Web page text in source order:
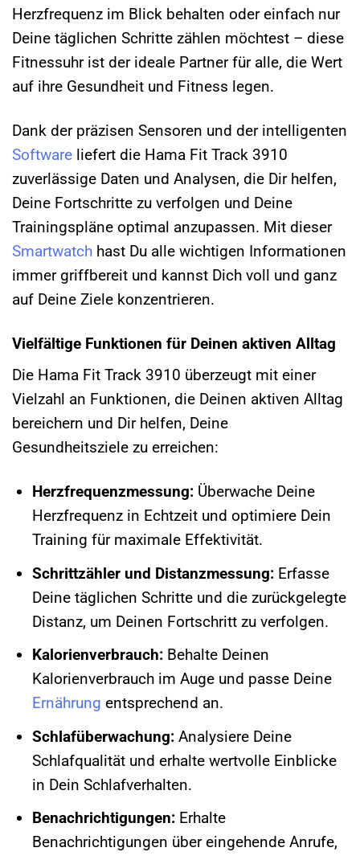
Herzfrequenz im Blick behalten oder einfach nur
Deine täglichen Schritte zählen möchtest – diese
Fitnessuhr ist der ideale Partner für alle, die Wert
auf ihre Gesundheit und Fitness legen.
Dank der präzisen Sensoren und der intelligenten
Software liefert die Hama Fit Track 3910
zuverlässige Daten und Analysen, die Dir helfen,
Deine Fortschritte zu verfolgen und Deine
Trainingspläne optimal anzupassen. Mit dieser
Smartwatch hast Du alle wichtigen Informationen
immer griffbereit und kannst Dich voll und ganz
auf Deine Ziele konzentrieren.
Vielfältige Funktionen für Deinen aktiven Alltag
Die Hama Fit Track 3910 überzeugt mit einer
Vielzahl an Funktionen, die Deinen aktiven Alltag
bereichern und Dir helfen, Deine
Gesundheitsziele zu erreichen:
Herzfrequenzmessung:Überwache Deine
Herzfrequenz in Echtzeit und optimiere Dein
Training für maximale Effektivität.
Schrittzähler und Distanzmessung:Erfasse
Deine täglichen Schritte und die zurückgelegte
Distanz, um Deinen Fortschritt zu verfolgen.
Kalorienverbrauch:Behalte Deinen
Kalorienverbrauch im Auge und passe Deine
Ernährung entsprechend an.
Schlafüberwachung:Analysiere Deine
Schlafqualität und erhalte wertvolle Einblicke
in Dein Schlafverhalten.
Benachrichtigungen:Erhalte
Benachrichtigungen über eingehende Anrufe,